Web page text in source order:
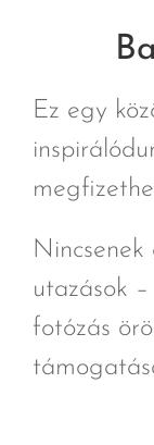
Ez egy
utazások
fotózás